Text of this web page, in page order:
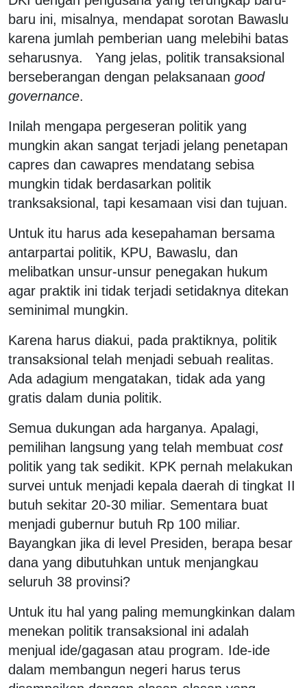
baru ini, misalnya, mendapat sorotan Bawaslu
karena jumlah pemberian uang melebihi batas
seharusnya. Yang jelas, politik transaksional
berseberangan dengan pelaksanaan good
governance.
Inilah mengapa pergeseran politik yang
mungkin akan sangat terjadi jelang penetapan
capres dan cawapres mendatang sebisa
mungkin tidak berdasarkan politik
tranksaksional, tapi kesamaan visi dan tujuan.
Untuk itu harus ada kesepahaman bersama
antarpartai politik, KPU, Bawaslu, dan
melibatkan unsur-unsur penegakan hukum
agar praktik ini tidak terjadi setidaknya ditekan
seminimal mungkin.
Karena harus diakui, pada praktiknya, politik
transaksional telah menjadi sebuah realitas.
Ada adagium mengatakan, tidak ada yang
gratis dalam dunia politik.
Semua dukungan ada harganya. Apalagi,
pemilihan langsung yang telah membuat cost
politik yang tak sedikit. KPK pernah melakukan
survei untuk menjadi kepala daerah di tingkat II
butuh sekitar 20-30 miliar. Sementara buat
menjadi gubernur butuh Rp 100 miliar.
Bayangkan jika di level Presiden, berapa besar
dana yang dibutuhkan untuk menjangkau
seluruh 38 provinsi?
Untuk itu hal yang paling memungkinkan dalam
menekan politik transaksional ini adalah
menjual ide/gagasan atau program. Ide-ide
dalam membangun negeri harus terus